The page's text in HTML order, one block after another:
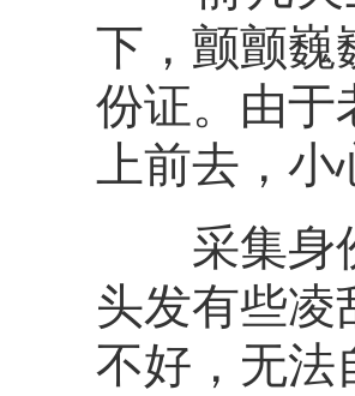
下，颤颤巍
份证。由于
上前去，小
采集身份
头发有些凌
不好，无法